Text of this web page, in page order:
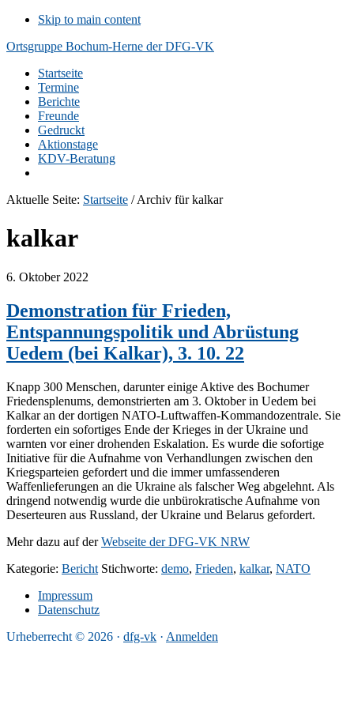
Skip to main content
Ortsgruppe Bochum-Herne der DFG-VK
Startseite
Termine
Berichte
Freunde
Gedruckt
Aktionstage
KDV-Beratung
Aktuelle Seite: Startseite /Archiv für kalkar
kalkar
6. Oktober 2022
Demonstration für Frieden,
Entspannungspolitik und Abrüstung
Uedem (bei Kalkar), 3. 10. 22
Knapp 300 Menschen, darunter einige Aktive des Bochumer
Friedensplenums, demonstrierten am 3. Oktober in Uedem bei
Kalkar an der dortigen NATO-Luftwaffen-Kommandozentrale. Sie
forderten ein sofortiges Ende der Krieges in der Ukraine und
warnten vor einer drohenden Eskalation. Es wurde die sofortige
Initiative für die Aufnahme von Verhandlungen zwischen den
Kriegsparteien gefordert und die immer umfassenderen
Waffenlieferungen an die Ukraine als falscher Weg abgelehnt. Als
dringend notwendig wurde die unbürokratische Aufnahme von
Deserteuren aus Russland, der Ukraine und Belarus gefordert.
Mehr dazu auf derWebseite der DFG-VK NRW
Kategorie: Bericht Stichworte: demo, Frieden, kalkar, NATO
Impressum
Datenschutz
Urheberrecht © 2026 · dfg-vk · Anmelden